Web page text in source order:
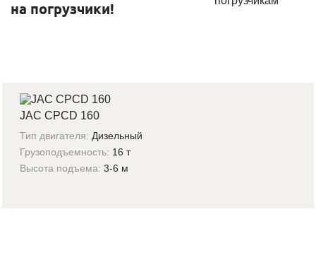
на погрузчики!
JAC CPCD 160
Тип двигателя: Дизельный
Грузоподъемность: 16 т
Высота подъема: 3-6 м